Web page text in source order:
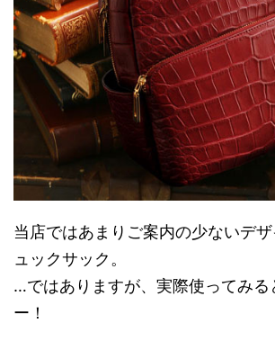
当店ではあまりご案内の少ないデ
ュックサック。
…ではありますが、実際使ってみる
ー！